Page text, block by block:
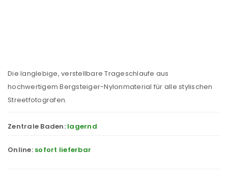
Die langlebige, verstellbare Trageschlaufe aus
hochwertigem Bergsteiger-Nylonmaterial für alle stylischen
Streetfotografen.
Zentrale Baden: lagernd
Online: sofort lieferbar